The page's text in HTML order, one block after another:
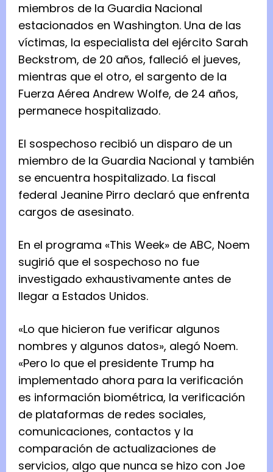
miembros de la Guardia Nacional
estacionados en Washington. Una de las
víctimas, la especialista del ejército Sarah
Beckstrom, de 20 años, falleció el jueves,
mientras que el otro, el sargento de la
Fuerza Aérea Andrew Wolfe, de 24 años,
permanece hospitalizado.
El sospechoso recibió un disparo de un
miembro de la Guardia Nacional y también
se encuentra hospitalizado. La fiscal
federal Jeanine Pirro declaró que enfrenta
cargos de asesinato.
En el programa «This Week» de ABC, Noem
sugirió que el sospechoso no fue
investigado exhaustivamente antes de
llegar a Estados Unidos.
«Lo que hicieron fue verificar algunos
nombres y algunos datos», alegó Noem.
«Pero lo que el presidente Trump ha
implementado ahora para la verificación
es información biométrica, la verificación
de plataformas de redes sociales,
comunicaciones, contactos y la
comparación de actualizaciones de
servicios, algo que nunca se hizo con Joe